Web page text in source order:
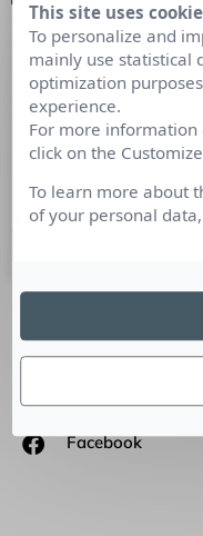
Découvrez
Com’ de 2022
Culture RP fait une
laissons retrouver les
Facebook
This site uses
To personalize and
mainly use statistical
optimization
experience.
For more information
click on the
To learn more about
of your personal